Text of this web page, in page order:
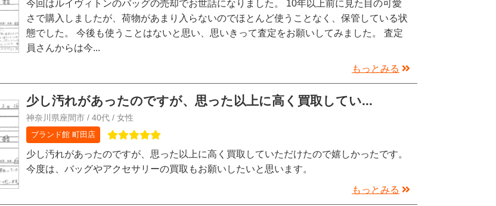
今回はルイヴィトンのバッグの売却でお世話になりました。 10年以上前に見た目の可愛
さで購入しましたが、荷物があまり入らないのでほとんど使うことなく、保管している状
態でした。 今後も使うことはないと思い、思いきって査定をお願いしてみました。 査定
員さんからは今...
もっとみる
少し汚れがあったのですが、思った以上に高く買取してい...
神奈川県座間市 / 40代 / 女性
ブランド館 町田店
少し汚れがあったのですが、思った以上に高く買取していただけたので嬉しかったです。
今度は、バッグやアクセサリーの買取もお願いしたいと思います。
もっとみる